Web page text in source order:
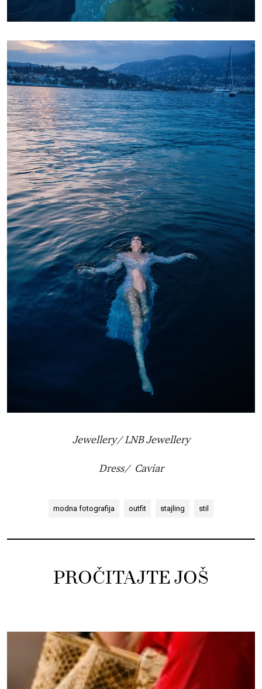
Jewellery/ LNB Jewellery
Dress/ Caviar
modna fotografija outfit stajling stil
PROČITAJTE JOŠ